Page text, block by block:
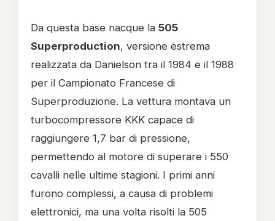
Da questa base nacque la 505
Superproduction, versione estrema
realizzata da Danielson tra il 1984 e il 1988
per il Campionato Francese di
Superproduzione. La vettura montava un
turbocompressore KKK capace di
raggiungere 1,7 bar di pressione,
permettendo al motore di superare i 550
cavalli nelle ultime stagioni. I primi anni
furono complessi, a causa di problemi
elettronici, ma una volta risolti la 505